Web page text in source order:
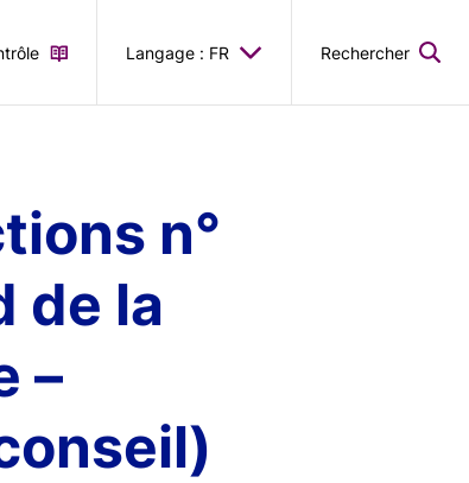
Langage : FR Rechercher
n°
de la
–